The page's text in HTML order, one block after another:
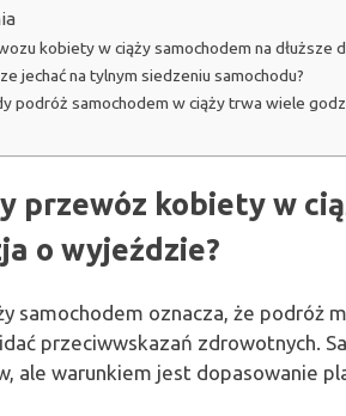
kobiety w ciąży samochodem na dłuższe
jechać na tylnym siedzeniu samochodu?
podróż samochodem w ciąży trwa wiele
przewóz kobiety w
o wyjeździe?
samochodem oznacza, że podróż
przeciwwskazań zdrowotnych.
ale warunkiem jest dopasowanie